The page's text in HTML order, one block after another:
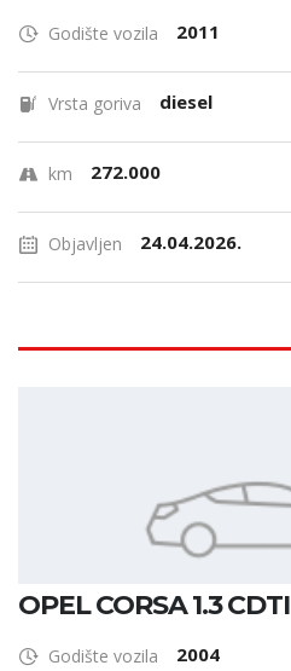
Godište vozila 2011
Vrsta goriva diesel
km 272.000
Objavljen 24.04.2026.
OPEL CORSA 1.3 CDTI
Godište vozila 2004